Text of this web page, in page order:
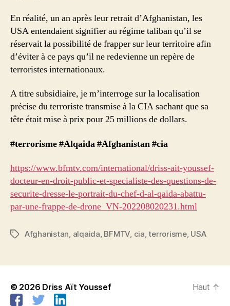
En réalité, un an après leur retrait d’Afghanistan, les
USA entendaient signifier au régime taliban qu’il se
réservait la possibilité de frapper sur leur territoire afin
d’éviter à ce pays qu’il ne redevienne un repère de
terroristes internationaux.
A titre subsidiaire, je m’interroge sur la localisation
précise du terroriste transmise à la CIA sachant que sa
tête était mise à prix pour 25 millions de dollars.
#terrorisme#Alqaida#Afghanistan#cia
https://www.bfmtv.com/international/driss-ait-youssef-
docteur-en-droit-public-et-specialiste-des-questions-de-
securite-dresse-le-portrait-du-chef-d-al-qaida-abattu-
par-une-frappe-de-drone_VN-202208020231.html
Étiquettes
Afghanistan, alqaida, BFMTV, cia,terrorisme, USA
© 2026 Driss Aït Youssef Haut ↑